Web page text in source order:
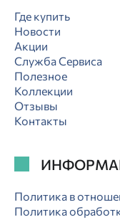
Где купить
Новости
Акции
Служба Сервиса
Полезное
Коллекции
Отзывы
Контакты
Политика в
Политика